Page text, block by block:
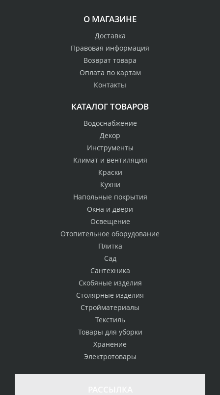
О МАГАЗИНЕ
Доставка
Правовая информация
Возврат товара
Оплата по картам
Контакты
КАТАЛОГ ТОВАРОВ
Водоснабжение
Декор
Инструменты
Климат и вентиляция
Краски
Кухни
Напольные покрытия
Окна и двери
Освещение
Отопительное оборудование
Плитка
Сад
Сантехника
Скобяные изделия
Столярные изделия
Стройматериалы
Текстиль
Товары для уборки
Хранение
Электротовары